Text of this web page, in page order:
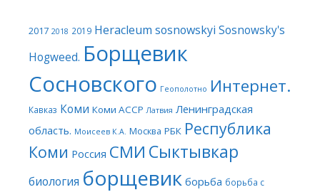
2017 2018 2019 Heracleum sosnowskyi Sosnowsky's
Hogweed. Борщевик
Сосновского Геополотно Интернет.
Кавказ Коми Коми АССР Латвия Ленинградская
область. Моисеев К.А. Москва РБК Республика
Коми Россия СМИ Сыктывкар
биология борщевик борьба борьба с